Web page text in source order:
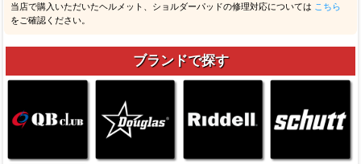
当店で購入いただいたヘルメット、ショルダーパッドの修理対応については こちら
をご確認ください。
ブランドで探す